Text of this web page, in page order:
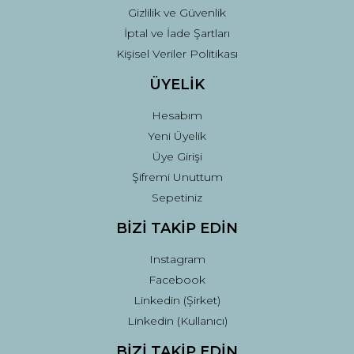
Gizlilik ve Güvenlik
İptal ve İade Şartları
Kişisel Veriler Politikası
ÜYELİK
Hesabım
Yeni Üyelik
Üye Girişi
Şifremi Unuttum
Sepetiniz
BİZİ TAKİP EDİN
Instagram
Facebook
Linkedin (Şirket)
Linkedin (Kullanıcı)